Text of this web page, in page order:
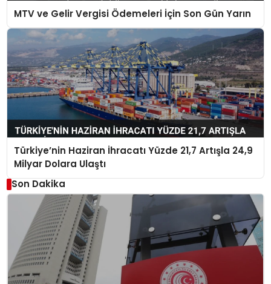
MTV ve Gelir Vergisi Ödemeleri İçin Son Gün Yarın
Türkiye’nin Haziran İhracatı Yüzde 21,7 Artışla 24,9
Milyar Dolara Ulaştı
Son Dakika